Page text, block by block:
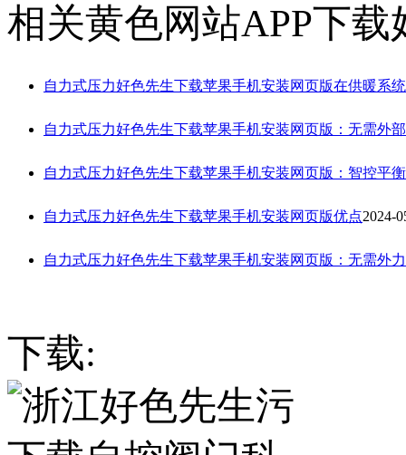
相关黄色网站APP下载
自力式压力好色先生下载苹果手机安装网页版在供暖系
自力式压力好色先生下载苹果手机安装网页版：无需外
自力式压力好色先生下载苹果手机安装网页版：智控平衡
2024-
自力式压力好色先生下载苹果手机安装网页版优点
自力式压力好色先生下载苹果手机安装网页版：无需外力
下载: